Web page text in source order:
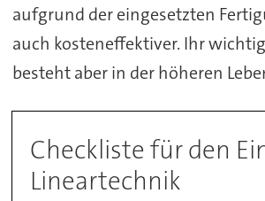
aufgrund der eingesetzten
auch kosteneffektiver. Ihr
besteht aber in der höheren
Checkliste für den
Lineartechnik